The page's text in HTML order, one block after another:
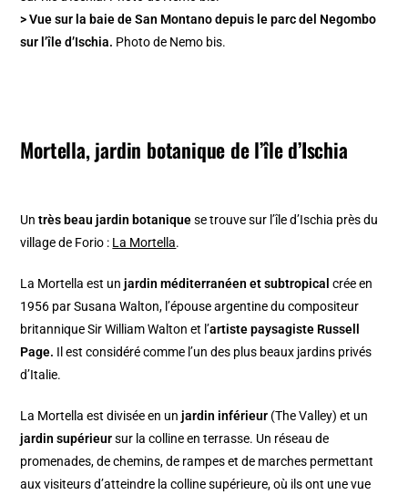
> Vue sur la baie de San Montano depuis le parc del Negombo
sur l’île d’Ischia. Photo de Nemo bis.
Mortella, jardin botanique de l’île d’Ischia
Untrès beau jardin botaniquese trouve sur l’île d’Ischia près du
village de Forio : La Mortella.
La Mortella est unjardin méditerranéen et subtropical crée en
1956 par Susana Walton, l’épouse argentine du compositeur
britannique Sir William Walton et l’artiste paysagiste Russell
Page. Il est considéré comme l’un des plus beaux jardins privés
d’Italie.
La Mortella est divisée en unjardin inférieur (The Valley) et un
jardin supérieursur la colline en terrasse. Un réseau de
promenades, de chemins, de rampes et de marches permettant
aux visiteurs d’atteindre la colline supérieure, où ils ont une vue